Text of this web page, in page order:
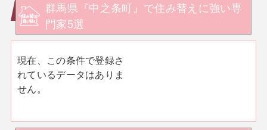
群馬県『中之条町』で住み替えに強い専
門家5選
現在、この条件で登録さ
れているデータはありま
せん。